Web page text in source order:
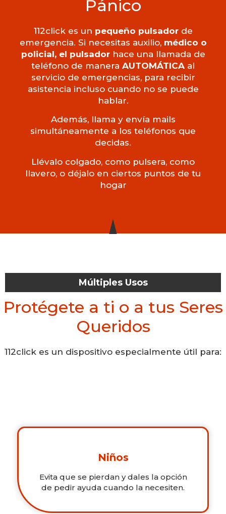
Pánico
112click es un pequeño pulsadorde
emergencia. Si necesitas auxilio, médico o
policial, el pulsador hace una llamada de
teléfono de manera AUTOMÁTICA al
servicio de emergencias, para recibir
asistencia incluso cuando no se puede
hablar.
Además, llama y envía mails
simultáneamente a los teléfonos que
decidas.
Llévalo colgado, como pulsera, como
llavero, o déjalo en ciertos puntos de tu
hogar
Múltiples Usos
Protégete a ti o a tus Seres
Queridos
112click es un dispositivo especialmente útil para:
Niños
Evita que se pierdan y dales la opción
de pedir ayuda cuando la necesiten.